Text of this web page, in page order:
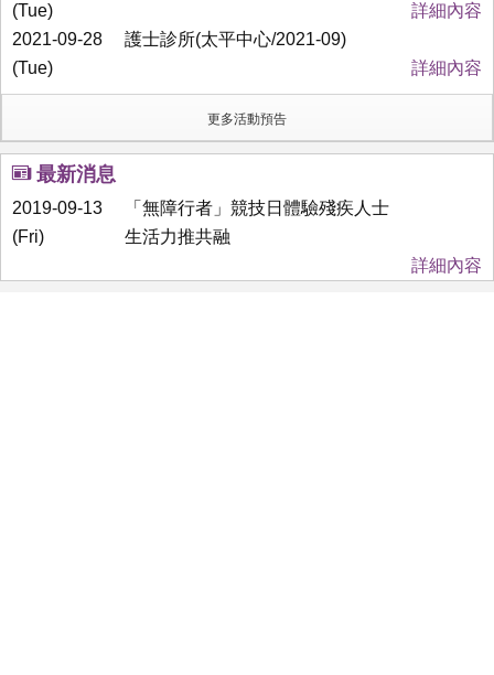
(Tue)
詳細內容
2021-09-28
(Tue)
護士診所(太平中心/2021-09)
詳細內容
更多活動預告
最新消息
2019-09-13
(Fri)
「無障行者」競技日體驗殘疾人士
生活力推共融
詳細內容